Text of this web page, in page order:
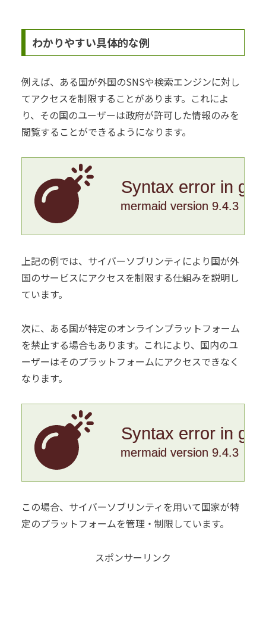
わかりやすい具体的な例
例えば、ある国が外国のSNSや検索エンジンに対し
てアクセスを制限することがあります。これによ
り、その国のユーザーは政府が許可した情報のみを
閲覧することができるようになります。
Syntax error in
mermaid version 9.4.3
上記の例では、サイバーソブリンティにより国が外
国のサービスにアクセスを制限する仕組みを説明し
ています。
次に、ある国が特定のオンラインプラットフォーム
を禁止する場合もあります。これにより、国内のユ
ーザーはそのプラットフォームにアクセスできなく
なります。
Syntax error in
mermaid version 9.4.3
この場合、サイバーソブリンティを用いて国家が特
定のプラットフォームを管理・制限しています。
スポンサーリンク